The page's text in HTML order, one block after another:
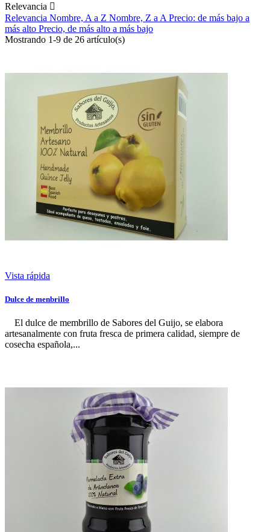
Relevancia 
Relevancia Nombre, A a Z Nombre, Z a A Precio: de más bajo a
más alto Precio, de más alto a más bajo
Mostrando 1-9 de 26 artículo(s)
Vista rápida
Dulce de menbrillo
El dulce de membrillo de Sabores del Guijo, se elabora
artesanalmente con fruta fresca de primera calidad, siempre de
cosecha española,...